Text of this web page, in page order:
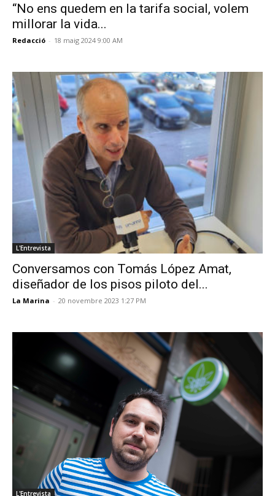
“No ens quedem en la tarifa social, volem
millorar la vida...
Redacció - 18 maig 2024 9:00 AM
L'Entrevista
Conversamos con Tomás López Amat,
diseñador de los pisos piloto del...
La Marina - 20 novembre 2023 1:27 PM
L'Entrevista